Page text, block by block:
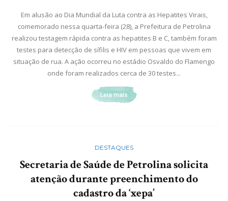
Em alusão ao Dia Mundial da Luta contra as Hepatites Virais,
comemorado nessa quarta-feira (28), a Prefeitura de Petrolina
realizou testagem rápida contra as hepatites B e C, também foram
testes para detecção de sífilis e HIV em pessoas que vivem em
situação de rua. A ação ocorreu no estádio Osvaldo do Flamengo
onde foram realizados cerca de 30 testes...
Leia mais
DESTAQUES
Secretaria de Saúde de Petrolina solicita
atenção durante preenchimento do
cadastro da ‘xepa’